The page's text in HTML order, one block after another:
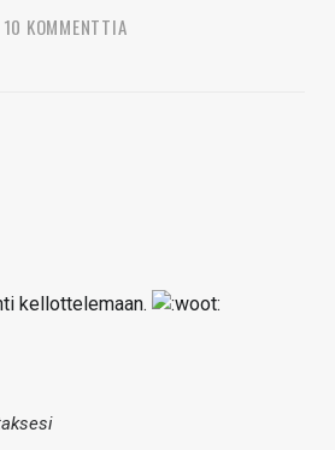
10 KOMMENTTIA
kellottelemaan.